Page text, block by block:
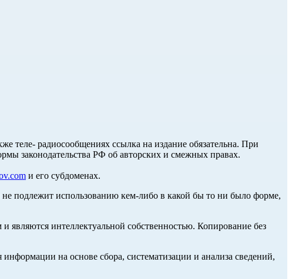
теле- радиосообщениях ссылка на издание обязательна. При
законодательства РФ об авторских и смежных правах.
и его субдоменах.
не подлежит использованию кем-либо в какой бы то ни было форме,
являются интеллектуальной собственностью. Копирование без
на основе сбора, систематизации и анализа сведений,